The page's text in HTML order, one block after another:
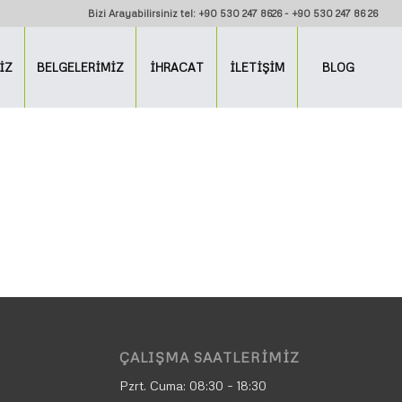
Bizi Arayabilirsiniz tel: +90 530 247 8626 - +90 530 247 86 26
BELGELERİMİZ İHRACAT İLETİŞİM BLOG
ÇALIŞMA SAATLERIMIZ
Pzrt. Cuma: 08:30 – 18:30